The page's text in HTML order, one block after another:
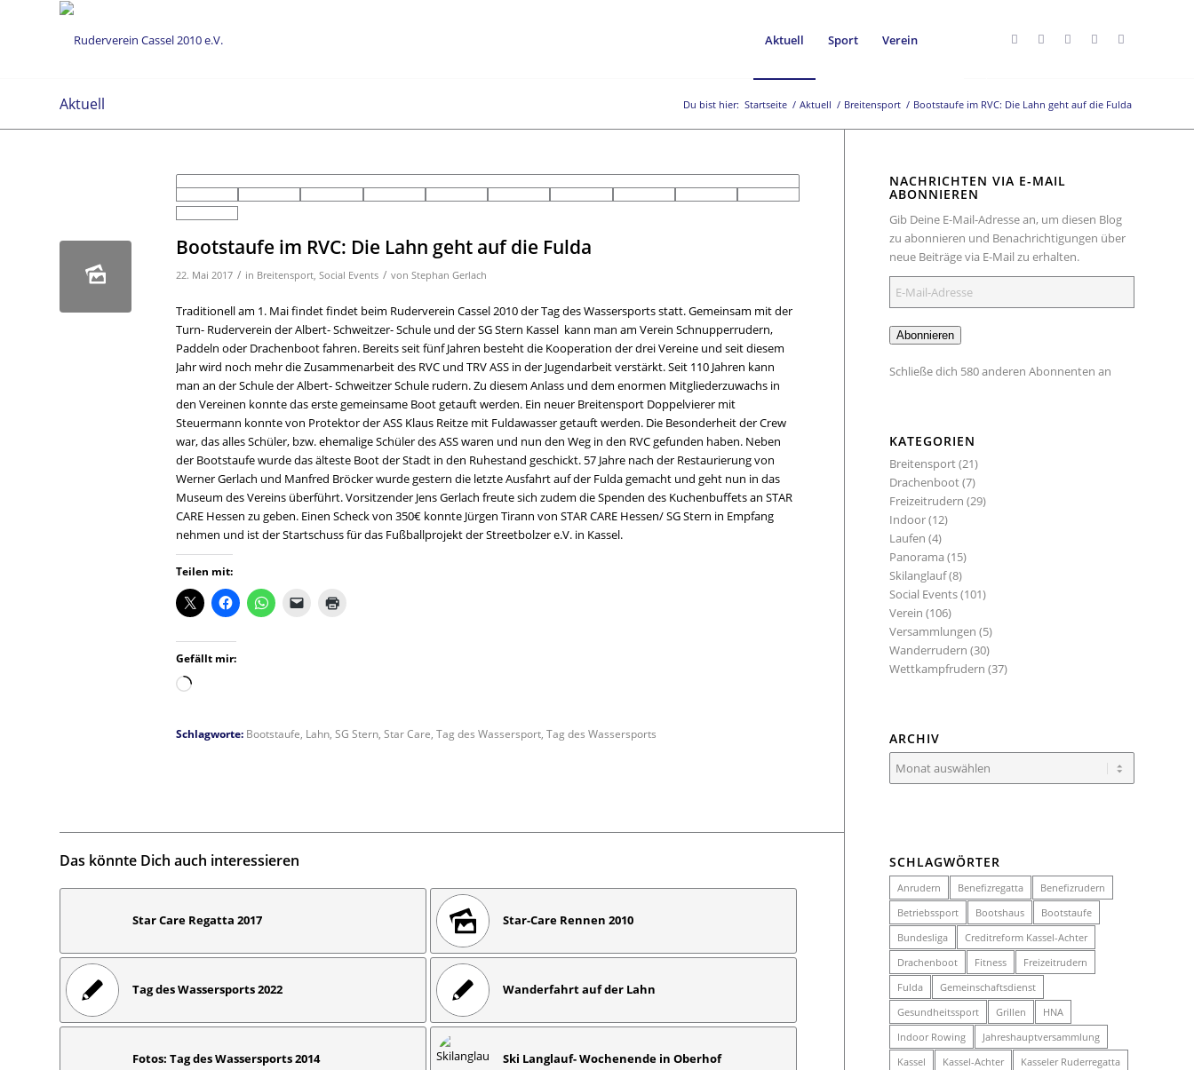
Aktuell Sport Verein
Aktuell Du bist hier: Startseite / Aktuell / Breitensport / Bootstaufe im RVC: Die Lahn geht auf die Fulda
Bootstaufe im RVC: Die Lahn geht auf die Fulda
22. Mai 2017 / in Breitensport, Social Events / von Stephan Gerlach
Traditionell am 1. Mai findet findet beim Ruderverein Cassel 2010 der Tag des Wassersports statt. Gemeinsam mit der
Turn- Ruderverein der Albert- Schweitzer- Schule und der SG Stern Kassel kann man am Verein Schnupperrudern,
Paddeln oder Drachenboot fahren. Bereits seit fünf Jahren besteht die Kooperation der drei Vereine und seit diesem
Jahr wird noch mehr die Zusammenarbeit des RVC und TRV ASS in der Jugendarbeit verstärkt. Seit 110 Jahren kann
man an der Schule der Albert- Schweitzer Schule rudern. Zu diesem Anlass und dem enormen Mitgliederzuwachs in
den Vereinen konnte das erste gemeinsame Boot getauft werden. Ein neuer Breitensport Doppelvierer mit
Steuermann konnte von Protektor der ASS Klaus Reitze mit Fuldawasser getauft werden. Die Besonderheit der Crew
war, das alles Schüler, bzw. ehemalige Schüler des ASS waren und nun den Weg in den RVC gefunden haben. Neben
der Bootstaufe wurde das älteste Boot der Stadt in den Ruhestand geschickt. 57 Jahre nach der Restaurierung von
Werner Gerlach und Manfred Bröcker wurde gestern die letzte Ausfahrt auf der Fulda gemacht und geht nun in das
Museum des Vereins überführt. Vorsitzender Jens Gerlach freute sich zudem die Spenden des Kuchenbuffets an STAR
CARE Hessen zu geben. Einen Scheck von 350€ konnte Jürgen Tirann von STAR CARE Hessen/ SG Stern in Empfang
nehmen und ist der Startschuss für das Fußballprojekt der Streetbolzer e.V. in Kassel.
Teilen mit:
Gefällt mir:
Wird
Schlagworte: Bootstaufe Lahn SG Stern Star Care Tag des Wassersport Tag des Wassersports
Das könnte Dich auch interessieren
Star Care Regatta 2017 Star-Care Rennen 2010
Tag des Wassersports 2022 Wanderfahrt auf der Lahn
Fotos: Tag des Wassersports 2014 Ski Langlauf- Wochenende in Oberhof
NACHRICHTEN VIA E-MAIL
ABONNIEREN
Gib Deine E-Mail-Adresse an, um diesen Blog
zu abonnieren und Benachrichtigungen über
neue Beiträge via E-Mail zu erhalten.
Abonnieren
Schließe dich 580 anderen Abonnenten an
KATEGORIEN
Breitensport(21)
Drachenboot(7)
Freizeitrudern (29)
Indoor(12)
Laufen (4)
Panorama (15)
Skilanglauf(8)
Social Events(101)
Verein (106)
Versammlungen (5)
Wanderrudern (30)
Wettkampfrudern (37)
ARCHIV
SCHLAGWÖRTER
Anrudern Benefizregatta
Benefizrudern
Betriebssport
Bootshaus
Bootstaufe
Bundesliga
Creditreform Kassel-Achter
Drachenboot
Fitness
Freizeitrudern
Fulda
Gemeinschaftsdienst
Gesundheitssport
Grillen
HNA
Indoor Rowing
Jahreshauptversammlung
Kassel
Kassel-Achter
Kasseler Ruderregatta